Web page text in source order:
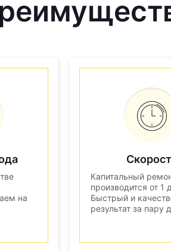
на
Капитальный
производится от 1
Быстрый и
результат за пару